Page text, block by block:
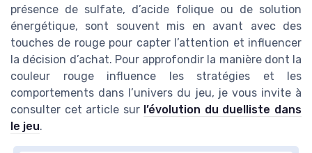
présence de sulfate, d’acide folique ou de solution
énergétique, sont souvent mis en avant avec des
touches de rouge pour capter l’attention et influencer
la décision d’achat. Pour approfondir la manière dont la
couleur rouge influence les stratégies et les
comportements dans l’univers du jeu, je vous invite à
consulter cet article sur l’évolution du duelliste dans
le jeu.